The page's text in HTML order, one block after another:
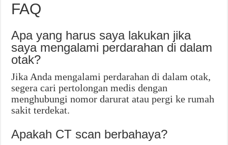
FAQ
Apa yang harus saya lakukan jika
saya mengalami perdarahan di dalam
otak?
Jika Anda mengalami perdarahan di dalam otak,
segera cari pertolongan medis dengan
menghubungi nomor darurat atau pergi ke rumah
sakit terdekat.
Apakah CT scan berbahaya?